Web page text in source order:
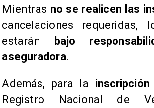
Mientras no se realicen las
cancelaciones requeridas,
estarán bajo
aseguradora.
Además, para la inscripción
Registro Nacional de